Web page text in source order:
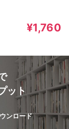
¥1,760
ット
ンロード